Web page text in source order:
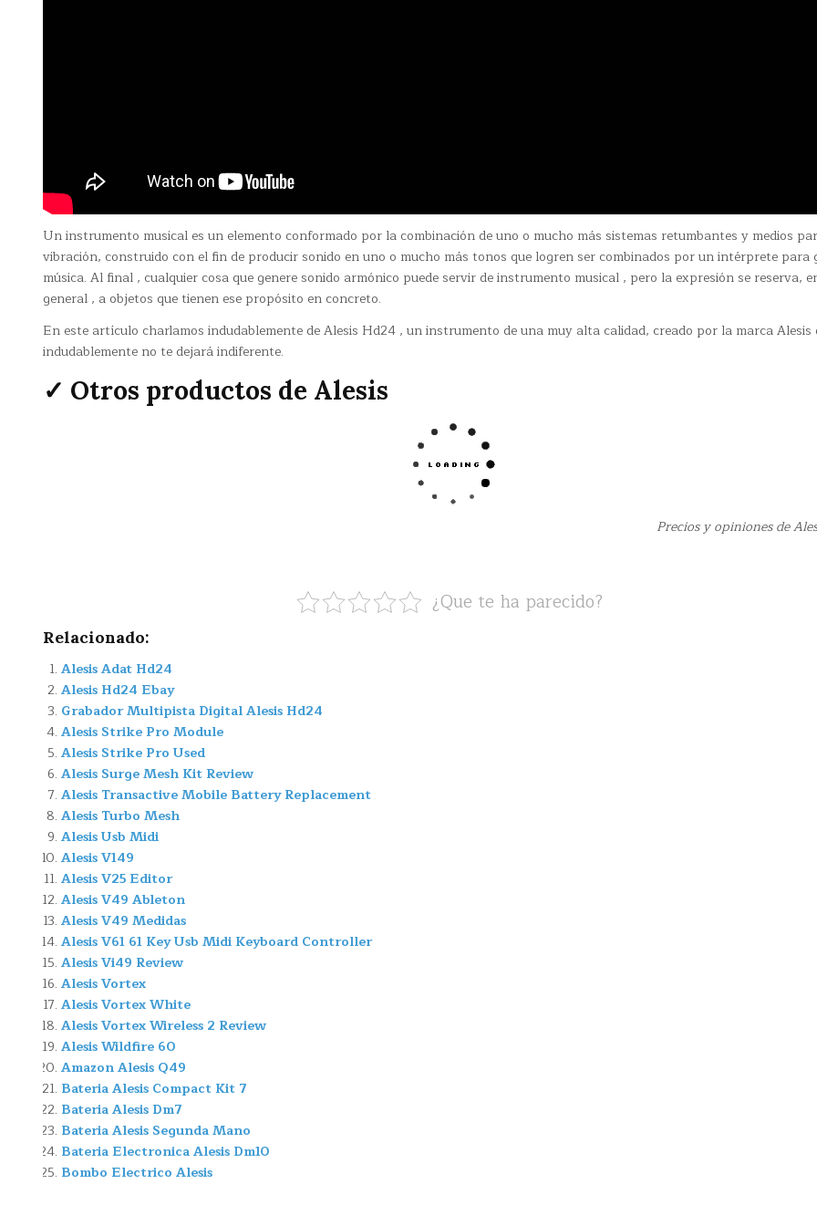
Un instrumento musical es un elemento conformado por la combinación de uno o mucho más sistemas retumbantes y medios
vibración, construido con el fin de producir sonido en uno o mucho más tonos que logren ser combinados por un intérprete para
música. Al final , cualquier cosa que genere sonido armónico puede servir de instrumento musical , pero la expresión se reserva,
general , a objetos que tienen ese propósito en concreto.
En este artículo charlamos indudablemente de Alesis Hd24 , un instrumento de una muy alta calidad, creado por la marca Alesis
indudablemente no te dejará indiferente.
✓ Otros productos de Alesis
Precios y opiniones de
¿Que te ha parecido?
Relacionado:
Alesis Adat Hd24
Alesis Hd24 Ebay
Grabador Multipista Digital Alesis Hd24
Alesis Strike Pro Module
Alesis Strike Pro Used
Alesis Surge Mesh Kit Review
Alesis Transactive Mobile Battery Replacement
Alesis Turbo Mesh
Alesis Usb Midi
Alesis V149
Alesis V25 Editor
Alesis V49 Ableton
Alesis V49 Medidas
Alesis V61 61 Key Usb Midi Keyboard Controller
Alesis Vi49 Review
Alesis Vortex
Alesis Vortex White
Alesis Vortex Wireless 2 Review
Alesis Wildfire 60
Amazon Alesis Q49
Bateria Alesis Compact Kit 7
Bateria Alesis Dm7
Bateria Alesis Segunda Mano
Bateria Electronica Alesis Dm10
Bombo Electrico Alesis